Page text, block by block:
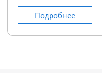
Подробнее